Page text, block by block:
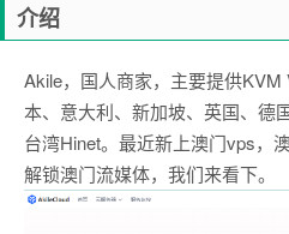
介绍
Akile，国人商家，主要提供
本、意大利、新加坡、英国、德
台湾Hinet。最近新上澳门vps，
解锁澳门流媒体，我们来看下。